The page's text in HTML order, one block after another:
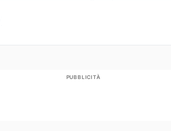
PUBBLICITÀ